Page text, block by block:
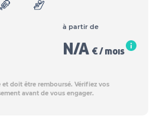
à partir de
N/A € / mois
doit être remboursé. Vérifiez vos
avant de vous engager.